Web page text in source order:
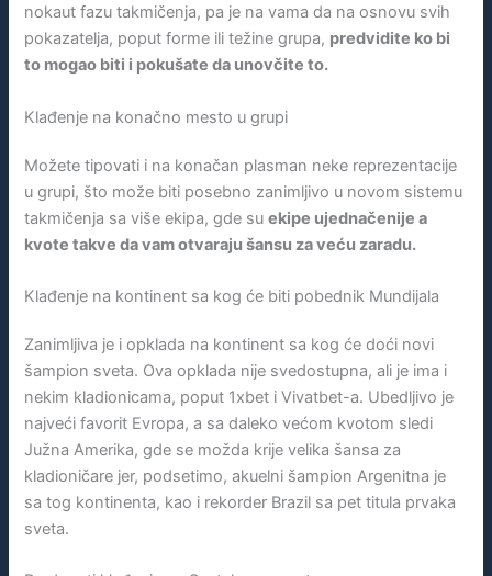
nokaut fazu takmičenja, pa je na vama da na osnovu svih
pokazatelja, poput forme ili težine grupa, predvidite ko bi
to mogao biti i pokušate da unovčite to.
Klađenje na konačno mesto u grupi
Možete tipovati i na konačan plasman neke reprezentacije
u grupi, što može biti posebno zanimljivo u novom sistemu
takmičenja sa više ekipa, gde suekipe ujednačenije a
kvote takve da vam otvaraju šansu za veću zaradu.
Klađenje na kontinent sa kog će biti pobednik Mundijala
Zanimljiva je i opklada na kontinent sa kog će doći novi
šampion sveta. Ova opklada nije svedostupna, ali je ima i
nekim kladionicama, poput 1xbet i Vivatbet-a. Ubedljivo je
najveći favorit Evropa, a sa daleko većom kvotom sledi
Južna Amerika, gde se možda krije velika šansa za
kladioničare jer, podsetimo, akuelni šampion Argenitna je
sa tog kontinenta, kao i rekorder Brazil sa pet titula prvaka
sveta.